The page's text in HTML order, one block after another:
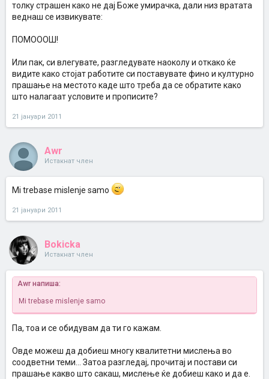
толку страшен како не дај Боже умирачка, дали низ вратата
веднаш се извикувате:
ПОМОООШ!
Или пак, си влегувате, разгледувате наоколу и откако ќе
видите како стојат работите си поставувате фино и културно
прашање на местото каде што треба да се обратите како
што налагаат условите и прописите?
21 јануари 2011
Awr
Истакнат член
Mi trebase mislenje samo
21 јануари 2011
Bokicka
Истакнат член
Awr напиша:
Mi trebase mislenje samo
Па, тоа и се обидувам да ти го кажам.
Овде можеш да добиеш многу квалитетни мислења во
соодветни теми... Затоа разгледај, прочитај и постави си
прашање какво што сакаш, мислење ќе добиеш како и да е.